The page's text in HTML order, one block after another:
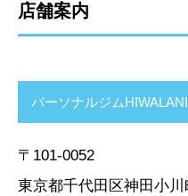
店舗案内
パーソナルジム
〒101-0052
東京都千代田区神田小